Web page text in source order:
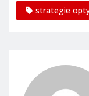
strategie